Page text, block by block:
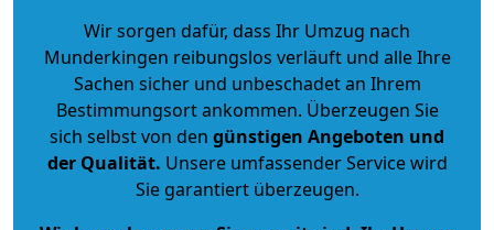
Wir sorgen dafür, dass Ihr Umzug nach
Munderkingen reibungslos verläuft und alle Ihre
Sachen sicher und unbeschadet an Ihrem
Bestimmungsort ankommen. Überzeugen Sie
sich selbst von den günstigen Angeboten und
der Qualität. Unsere umfassender Service wird
Sie garantiert überzeugen.